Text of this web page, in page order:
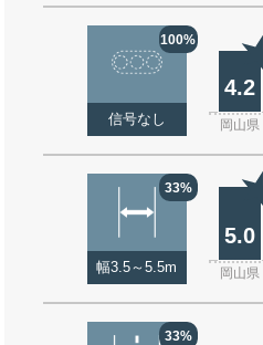
100%
信号なし
4.2
岡山県
33%
幅3.5～5.5m
5.0
岡山県
33%